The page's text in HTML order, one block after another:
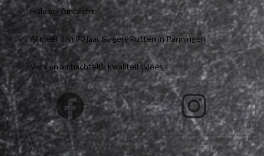
Huis vol Ambacht
Al meer dan 90 jaar Slagerij Rutten in Panningen
Vers en ambachtelijk kwaliteitsvlees